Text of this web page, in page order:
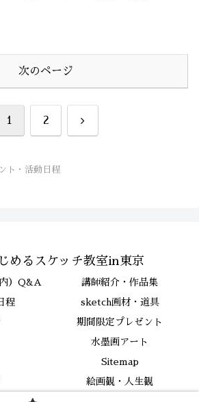
次のページ
1 2 次
ト・活動日程
めるスケッチ教室in東京
）Q&A 講師紹介・作品集
程 sketch画材・道具
期間限定プレゼント
水墨画アート
Sitemap
絵画観・人生観